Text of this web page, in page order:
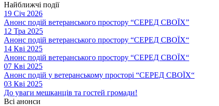
Найближчі події
19 Січ 2026
Анонс подій ветеранського простору “СЕРЕД СВОЇХ”
12 Тра 2025
Анонс подій ветеранського простору “СЕРЕД СВОЇХ“
14 Кві 2025
Анонс подій ветеранського простору “СЕРЕД СВОЇХ“
07 Кві 2025
Анонс подій у ветеранському просторі “СЕРЕД СВОЇХ“
03 Кві 2025
До уваги мешканців та гостей громади!
Всі анонси